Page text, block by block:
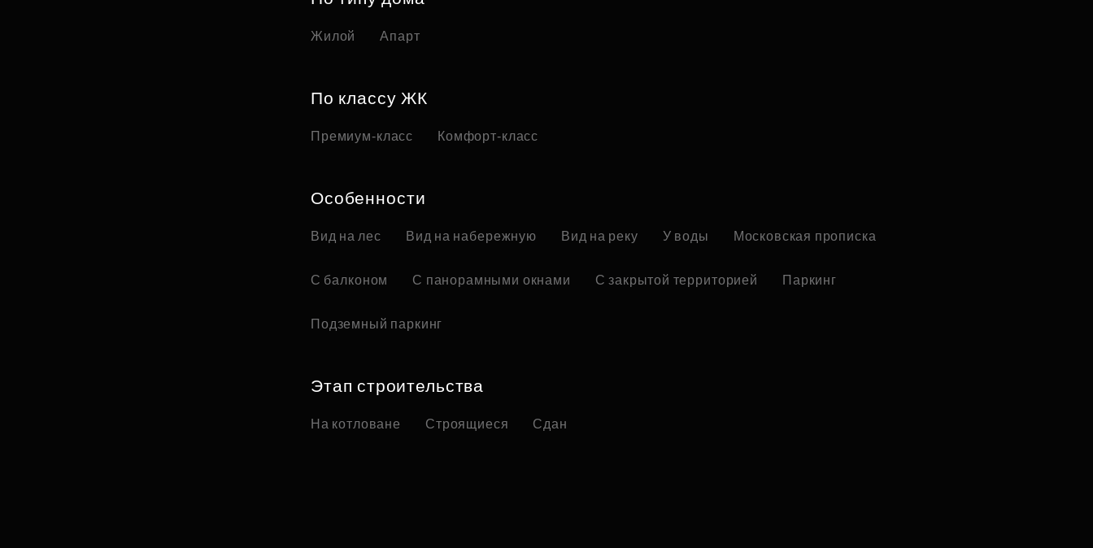
Жилой Апарт
По классу ЖК
Премиум-класс Комфорт-класс
Особенности
Вид на лес Вид на набережную Вид на реку У воды Московская прописка
С балконом С панорамными окнами С закрытой территорией Паркинг
Подземный паркинг
Этап строительства
На котловане Строящиеся Сдан